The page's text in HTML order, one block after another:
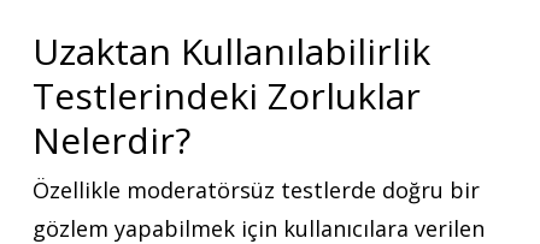
Uzaktan Kullanılabilirlik
Testlerindeki Zorluklar
Nelerdir?
Özellikle moderatörsüz testlerde doğru bir
gözlem yapabilmek için kullanıcılara verilen